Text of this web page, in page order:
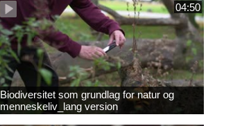
04:50
Biodiversitet som grundlag for natur og
menneskeliv_lang version